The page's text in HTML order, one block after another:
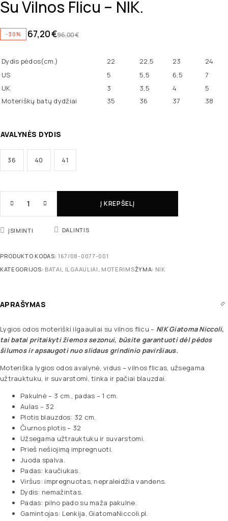
Su Vilnos Flicu – NIK.
-30% 96,00€
67,20€
Dydis pėdos(cm.) 22 22,5 23
24
US
5 5,5 6,5
7
UK
3 3,5 4
5
Moteriškų batų dydžiai
35 36 37 38
AVALYNĖS DYDIS
36 40 41
Į KREPŠELĮ
ĮSIMINTI DALINTIS
PRODUKTO KODAS: 167/08-0077-001
KATEGORIJOS: BATAI ILGAAULIAI MOTERIMSŽYMA: NIK
APRAŠYMAS
Lygios odos moteriški ilgaauliai su vilnos flicu – NIK Giatoma Niccoli,
tai batai pritaikyti žiemos sezonui, būsite garantuoti dėl pėdos
šilumos ir apsaugoti nuo slidaus grindinio paviršiaus.
Moteriška lygios odos avalynė, vidus – vilnos flicas, užsegama
užtrauktuku, ir suvarstomi, tinka ir pačiai blauzdai.
Pakulnė – 3 cm., padas – 1 cm.
Aulas – 32
Plotis blauzdos: 32 cm.
Čiurnos plotis – 32
Užsegama užtrauktuku ir suvarstomi.
Prieš nešiojimą impregnuoti.
Juoda spalva.
Padas: kaučiukas.
Viršus: impregnuotas, nepraleidžia vandens.
Dydis: nemažintas.
Padas: pilno pado su maža pakulne.
Gamintojas: Lenkija, GiatomaNiccoli.pl.